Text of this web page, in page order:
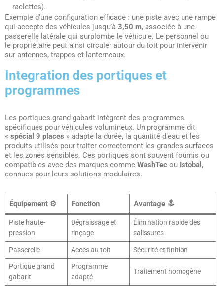
raclettes).
Exemple d’une configuration efficace : une piste avec une rampe
qui accepte des véhicules jusqu’à 3,50 m, associée à une
passerelle latérale qui surplombe le véhicule. Le personnel ou
le propriétaire peut ainsi circuler autour du toit pour intervenir
sur antennes, trappes et lanterneaux.
Integration des portiques et
programmes
Les portiques grand gabarit intègrent des programmes
spécifiques pour véhicules volumineux. Un programme dit
« spécial 9 places » adapte la durée, la quantité d’eau et les
produits utilisés pour traiter correctement les grandes surfaces
et les zones sensibles. Ces portiques sont souvent fournis ou
compatibles avec des marques comme WashTec ou Istobal ,
connues pour leurs solutions modulaires.
Équipement ⚙️ Fonction Avantage 🔝
Piste haute-
pression
Dégraissage et
rinçage
Élimination rapide des
salissures
Passerelle Accès au toit Sécurité et finition
Portique grand
gabarit
Programme
adapté
Traitement homogène